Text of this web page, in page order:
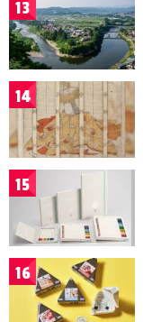
13
14
15
16